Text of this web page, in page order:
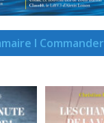
I Commander